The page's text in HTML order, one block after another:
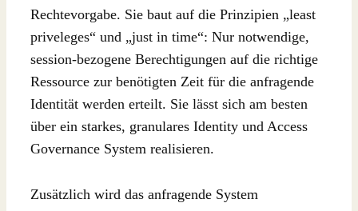
Rechtevorgabe. Sie baut auf die Prinzipien „least
priveleges“ und „just in time“: Nur notwendige,
session-bezogene Berechtigungen auf die richtige
Ressource zur benötigten Zeit für die anfragende
Identität werden erteilt. Sie lässt sich am besten
über ein starkes, granulares Identity und Access
Governance System realisieren.
Zusätzlich wird das anfragende System